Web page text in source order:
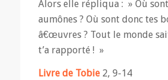
Alors elle répliqua : » Où
aumônes ? Où sont donc tes
â€œuvres ? Tout le monde
t’a rapporté ! »
Livre de Tobie 2, 9-14